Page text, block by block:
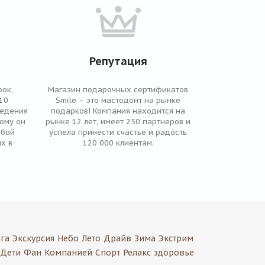
он
в
Репутация
Магазин подарочных сертификатов
Smile – это мастодонт на рынке
подарков! Компания находится на
рынке 12 лет, имеет 250 партнеров и
успела принести счастье и радость
120 000 клиентам.
Экскурсия Небо Лето Драйв Зима Экстрим
Дети Фан Компанией Спорт Релакс здоровье